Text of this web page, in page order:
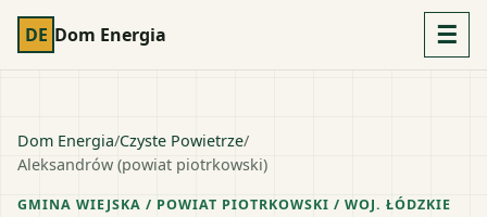
DE Dom Energia ☰
Dom Energia/Czyste Powietrze/
Aleksandrów (powiat piotrkowski)
GMINA WIEJSKA / POWIAT PIOTRKOWSKI / WOJ. ŁÓDZKIE